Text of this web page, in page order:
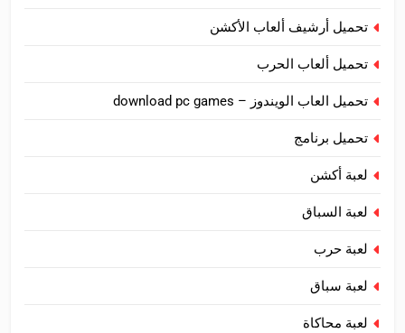
تحميل أرشيف ألعاب الأكشن
تحميل ألعاب الحرب
تحميل العاب الويندوز – download pc games
تحميل برنامج
لعبة أكشن
لعبة السباق
لعبة حرب
لعبة سباق
لعبة محاكاة